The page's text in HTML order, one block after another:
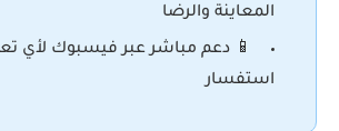
المعاينة والرضا
📱 دعم مباشر عبر فيسبوك لأي
استفسار